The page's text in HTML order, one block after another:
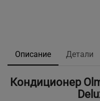
Описание Детали
Кондиционер